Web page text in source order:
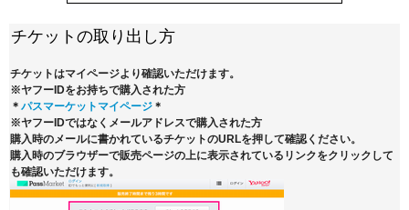
チケットの取り出し方
チケットはマイページより確認いただけます。
※ヤフーIDをお持ちで購入された方
＊ パスマーケットマイページ ＊
※ヤフーIDではなくメールアドレスで購入された方
購入時のメールに書かれているチケットのURLを押して確認ください。
購入時のブラウザーで販売ページの上に表示されているリンクをクリックして
も確認いただけます。